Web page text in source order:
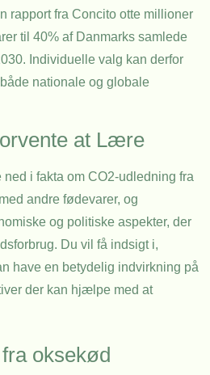
rapport fra Concito otte millioner
til 40% af Danmarks samlede
Individuelle valg kan derfor
nationale og globale
at Lære
ned i fakta om CO2-udledning fra
andre fødevarer, og
og politiske aspekter, der
Du vil få indsigt i,
have en betydelig indvirkning på
der kan hjælpe med at
oksekød